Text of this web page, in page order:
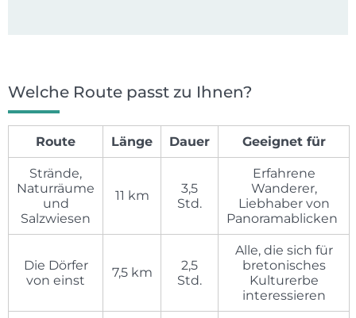
Welche Route passt zu Ihnen?
Route Länge Dauer Geeignet für
Strände,
Naturräume
und
Salzwiesen
11 km
3,5
Std.
Erfahrene
Wanderer,
Liebhaber von
Panoramablicken
Die Dörfer
von einst
7,5 km
2,5
Std.
Alle, die sich für
bretonisches
Kulturerbe
interessieren